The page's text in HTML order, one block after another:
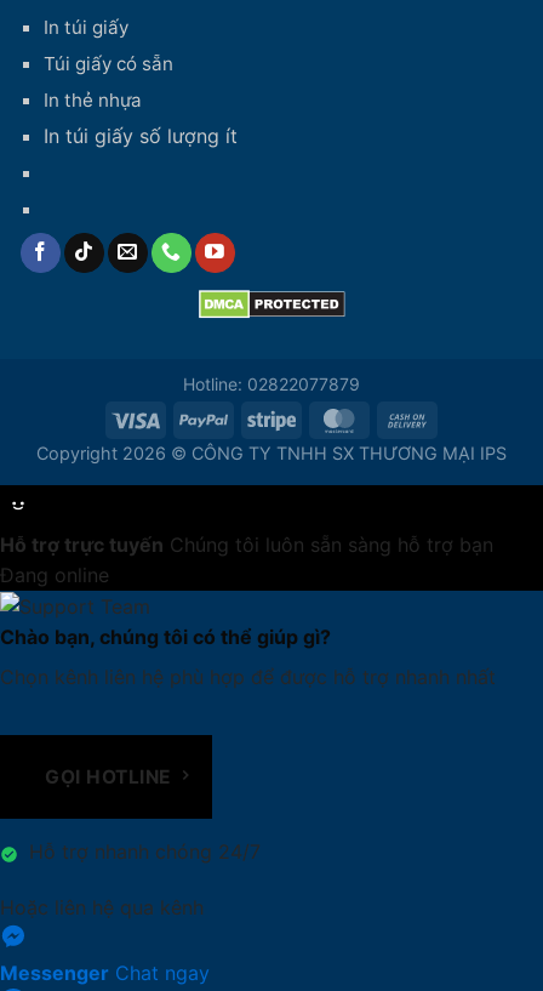
In túi giấy
Túi giấy có sẵn
In thẻ nhựa
In túi giấy số lượng ít
Hotline: 02822077879
Copyright 2026 © CÔNG TY TNHH SX THƯƠNG MẠI IPS
Hỗ trợ trực tuyến Chúng tôi luôn sẵn sàng hỗ trợ bạn
Đang online
Chào bạn, chúng tôi có thể giúp gì?
Chọn kênh liên hệ phù hợp để được hỗ trợ nhanh nhất
GỌI HOTLINE
Hỗ trợ nhanh chóng 24/7
Hoặc liên hệ qua kênh
Messenger Chat ngay